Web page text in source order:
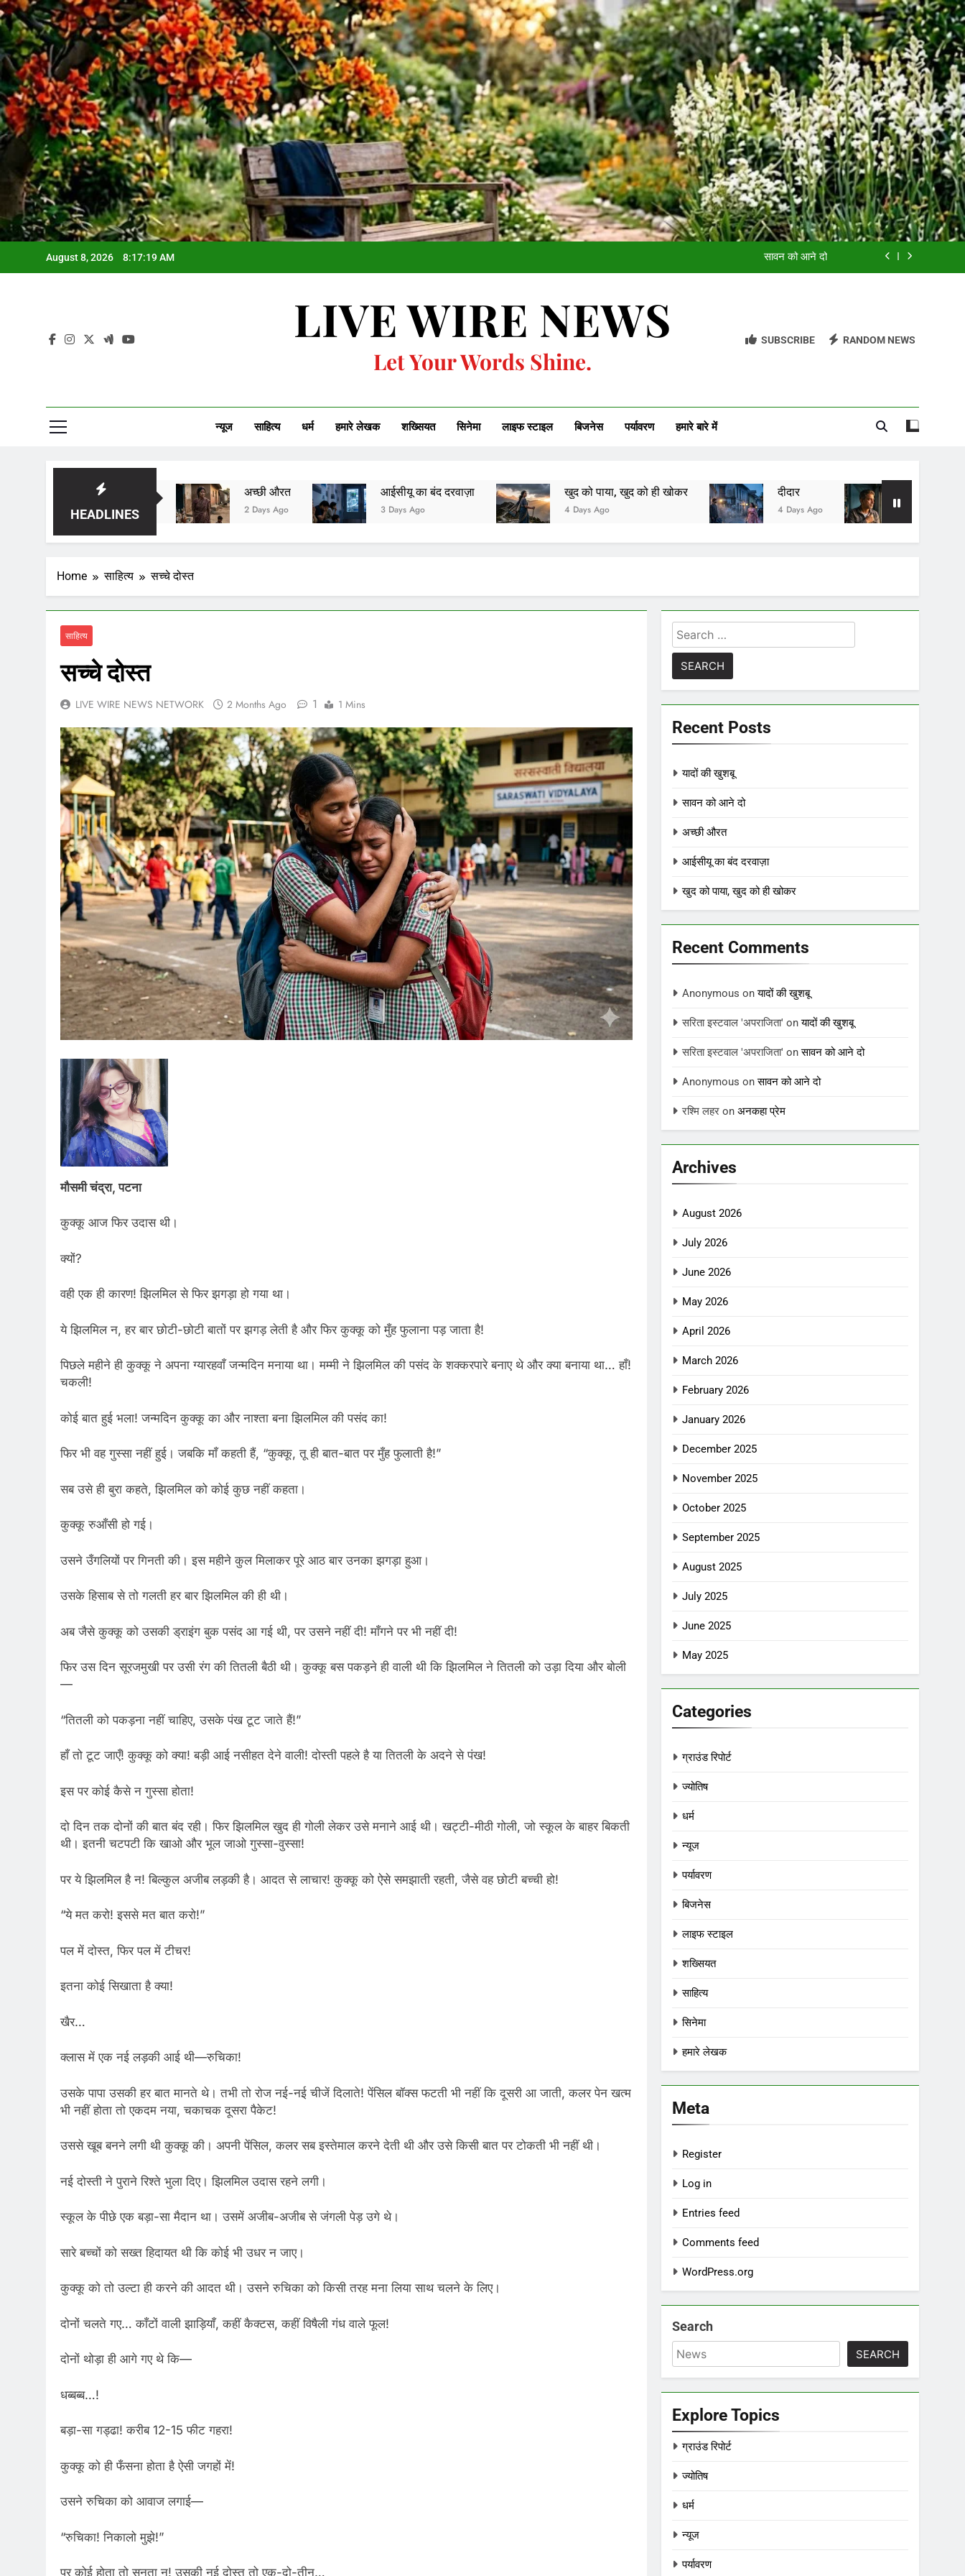
Skip
to
content
August 8, 2026 8:17:21 AM
आईसीयू का बंद दरवाज़ा
यादों की खुशबू
सावन को आने दो
अच्छी औरत
LIVE WIRE NEWS
Let Your Words Shine.
SUBSCRIBE RANDOM NEWS
न्यूज साहित्य धर्म हमारे लेखक शख्सियत सिनेमा लाइफ स्टाइल बिजनेस पर्यावरण हमारे बारे में
HEADLINES
अच्छी औरत
2 Days Ago
आईसीयू का बंद दरवाज़ा
3 Days Ago
खुद को पाया, खुद को ही खोकर
4 Days Ago
दीदार
4 Days Ago
यादों की खुशबू
2 Days Ago
Home साहित्य सच्चे दोस्त
साहित्य
सच्चे दोस्त
LIVE WIRE NEWS NETWORK 2 Months Ago 1 1 Mins
मौसमी चंद्रा, पटना
कुक्कू आज फिर उदास थी।
क्यों?
वही एक ही कारण! झिलमिल से फिर झगड़ा हो गया था।
ये झिलमिल न, हर बार छोटी-छोटी बातों पर झगड़ लेती है और फिर कुक्कू को मुँह फुलाना पड़ जाता है!
पिछले महीने ही कुक्कू ने अपना ग्यारहवाँ जन्मदिन मनाया था। मम्मी ने झिलमिल की पसंद के शक्करपारे बनाए थे और क्या बनाया था… हाँ!
चकली!
कोई बात हुई भला! जन्मदिन कुक्कू का और नाश्ता बना झिलमिल की पसंद का!
फिर भी वह गुस्सा नहीं हुई। जबकि माँ कहती हैं, “कुक्कू, तू ही बात-बात पर मुँह फुलाती है!”
सब उसे ही बुरा कहते, झिलमिल को कोई कुछ नहीं कहता।
कुक्कू रुआँसी हो गई।
उसने उँगलियों पर गिनती की। इस महीने कुल मिलाकर पूरे आठ बार उनका झगड़ा हुआ।
उसके हिसाब से तो गलती हर बार झिलमिल की ही थी।
अब जैसे कुक्कू को उसकी ड्राइंग बुक पसंद आ गई थी, पर उसने नहीं दी! माँगने पर भी नहीं दी!
फिर उस दिन सूरजमुखी पर उसी रंग की तितली बैठी थी। कुक्कू बस पकड़ने ही वाली थी कि झिलमिल ने तितली को उड़ा दिया और बोली
—
“तितली को पकड़ना नहीं चाहिए, उसके पंख टूट जाते हैं!”
हाँ तो टूट जाएँ! कुक्कू को क्या! बड़ी आई नसीहत देने वाली! दोस्ती पहले है या तितली के अदने से पंख!
इस पर कोई कैसे न गुस्सा होता!
दो दिन तक दोनों की बात बंद रही। फिर झिलमिल खुद ही गोली लेकर उसे मनाने आई थी। खट्टी-मीठी गोली, जो स्कूल के बाहर बिकती
थी। इतनी चटपटी कि खाओ और भूल जाओ गुस्सा-वुस्सा!
पर ये झिलमिल है न! बिल्कुल अजीब लड़की है। आदत से लाचार! कुक्कू को ऐसे समझाती रहती, जैसे वह छोटी बच्ची हो!
“ये मत करो! इससे मत बात करो!”
पल में दोस्त, फिर पल में टीचर!
इतना कोई सिखाता है क्या!
खैर…
क्लास में एक नई लड़की आई थी—रुचिका!
उसके पापा उसकी हर बात मानते थे। तभी तो रोज नई-नई चीजें दिलाते! पेंसिल बॉक्स फटती भी नहीं कि दूसरी आ जाती, कलर पेन खत्म
भी नहीं होता तो एकदम नया, चकाचक दूसरा पैकेट!
उससे खूब बनने लगी थी कुक्कू की। अपनी पेंसिल, कलर सब इस्तेमाल करने देती थी और उसे किसी बात पर टोकती भी नहीं थी।
नई दोस्ती ने पुराने रिश्ते भुला दिए। झिलमिल उदास रहने लगी।
स्कूल के पीछे एक बड़ा-सा मैदान था। उसमें अजीब-अजीब से जंगली पेड़ उगे थे।
सारे बच्चों को सख्त हिदायत थी कि कोई भी उधर न जाए।
कुक्कू को तो उल्टा ही करने की आदत थी। उसने रुचिका को किसी तरह मना लिया साथ चलने के लिए।
दोनों चलते गए… काँटों वाली झाड़ियाँ, कहीं कैक्टस, कहीं विषैली गंध वाले फूल!
दोनों थोड़ा ही आगे गए थे कि—
धब्बब्ब…!
बड़ा-सा गड्ढा! करीब 12-15 फीट गहरा!
कुक्कू को ही फँसना होता है ऐसी जगहों में!
उसने रुचिका को आवाज लगाई—
“रुचिका! निकालो मुझे!”
पर कोई होता तो सुनता न! उसकी नई दोस्त तो एक-दो-तीन…
Search
for:
Recent Posts
यादों की खुशबू
सावन को आने दो
अच्छी औरत
आईसीयू का बंद दरवाज़ा
खुद को पाया, खुद को ही खोकर
Recent Comments
Anonymous onयादों की खुशबू
सरिता इस्टवाल 'अपराजिता' onयादों की खुशबू
सरिता इस्टवाल 'अपराजिता' onसावन को आने दो
Anonymous onसावन को आने दो
रश्मि लहर onअनकहा प्रेम
Archives
August 2026
July 2026
June 2026
May 2026
April 2026
March 2026
February 2026
January 2026
December 2025
November 2025
October 2025
September 2025
August 2025
July 2025
June 2025
May 2025
Categories
ग्राउंड रिपोर्ट
ज्योतिष
धर्म
न्यूज
पर्यावरण
बिजनेस
लाइफ स्टाइल
शख्सियत
साहित्य
सिनेमा
हमारे लेखक
Meta
Register
Log in
Entries feed
Comments feed
WordPress.org
Search
SEARCH
Explore Topics
ग्राउंड रिपोर्ट
ज्योतिष
धर्म
न्यूज
पर्यावरण